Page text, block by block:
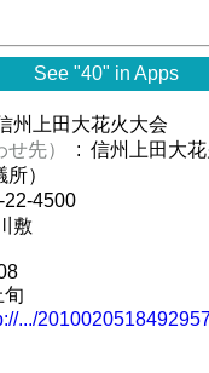
See "40" in Apps
州上田大花火大会
せ先）
: 信州上田大
）
4500
敷
.../